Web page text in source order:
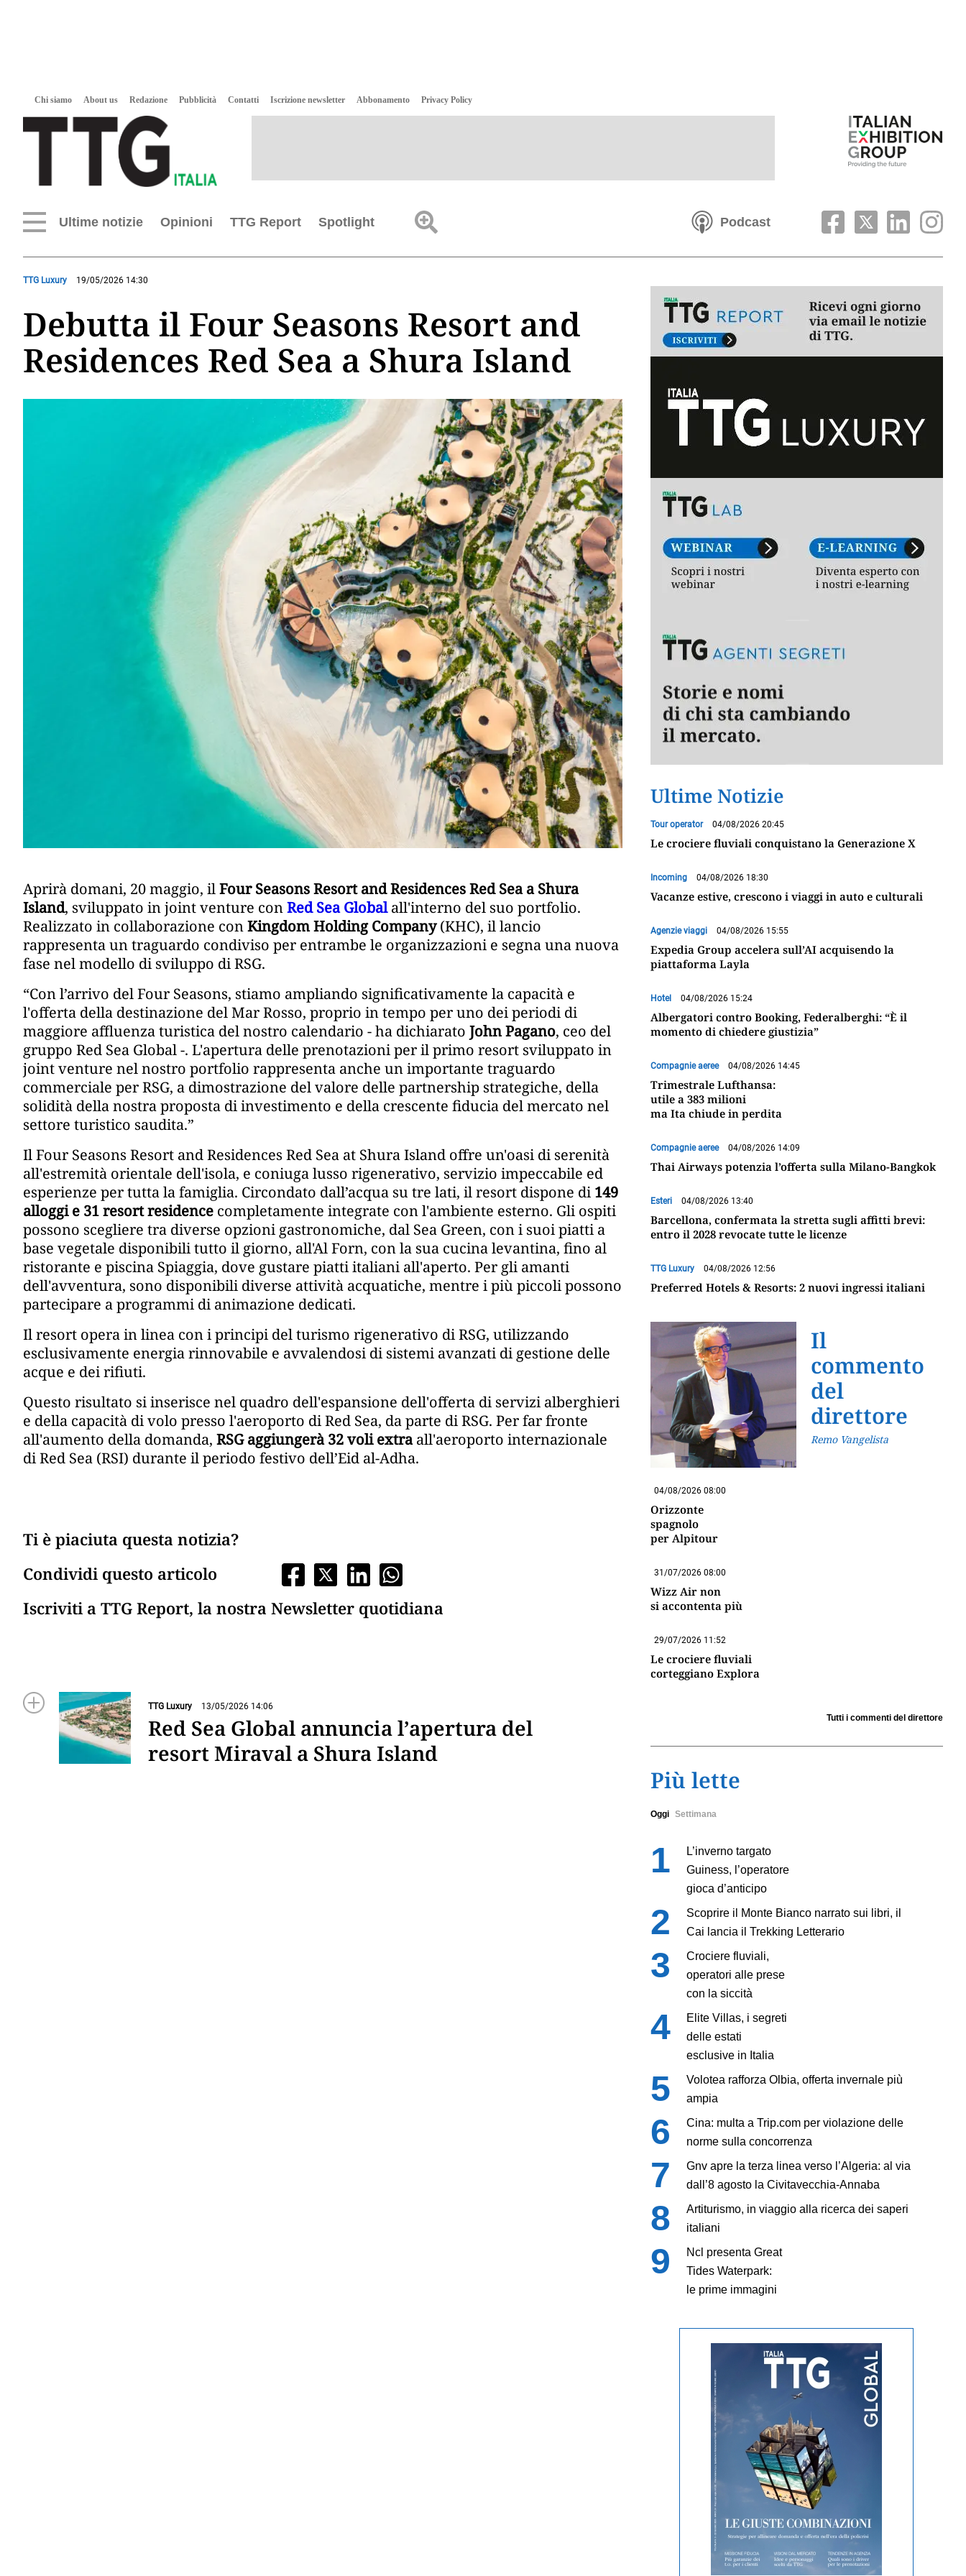
Chi siamo About us Redazione Pubblicità Contatti Iscrizione newsletter Abbonamento Privacy Policy
Ultime notizie Opinioni TTG Report Spotlight Podcast
TTG Luxury 19/05/2026 14:30
Debutta il Four Seasons Resort and
Residences Red Sea a Shura Island
Aprirà domani, 20 maggio, ilFour Seasons Resort and Residences Red Sea a Shura
Island, sviluppato in joint venture conRed Sea Globalall'interno del suo portfolio.
Realizzato in collaborazione conKingdom Holding Company(KHC), il lancio
rappresenta un traguardo condiviso per entrambe le organizzazioni e segna una nuova
fase nel modello di sviluppo di RSG.
“Con l’arrivo del Four Seasons, stiamo ampliando significativamente la capacità e
l'offerta della destinazione del Mar Rosso, proprio in tempo per uno dei periodi di
maggiore affluenza turistica del nostro calendario - ha dichiarato John Pagano, ceo del
gruppo Red Sea Global -. L'apertura delle prenotazioni per il primo resort sviluppato in
joint venture nel nostro portfolio rappresenta anche un importante traguardo
commerciale per RSG, a dimostrazione del valore delle partnership strategiche, della
solidità della nostra proposta di investimento e della crescente fiducia del mercato nel
settore turistico saudita.”
Il Four Seasons Resort and Residences Red Sea at Shura Island offre un'oasi di serenità
all'estremità orientale dell'isola, e coniuga lusso rigenerativo, servizio impeccabile ed
esperienze per tutta la famiglia. Circondato dall’acqua su tre lati, il resort dispone di149
alloggi e 31 resort residence completamente integrate con l'ambiente esterno. Gli ospiti
possono scegliere tra diverse opzioni gastronomiche, dal Sea Green, con i suoi piatti a
base vegetale disponibili tutto il giorno, all'Al Forn, con la sua cucina levantina, fino al
ristorante e piscina Spiaggia, dove gustare piatti italiani all'aperto. Per gli amanti
dell'avventura, sono disponibili diverse attività acquatiche, mentre i più piccoli possono
partecipare a programmi di animazione dedicati.
Il resort opera in linea con i principi del turismo rigenerativo di RSG, utilizzando
esclusivamente energia rinnovabile e avvalendosi di sistemi avanzati di gestione delle
acque e dei rifiuti.
Questo risultato si inserisce nel quadro dell'espansione dell'offerta di servizi alberghieri
e della capacità di volo presso l'aeroporto di Red Sea, da parte di RSG. Per far fronte
all'aumento della domanda, RSG aggiungerà 32 voli extraall'aeroporto internazionale
di Red Sea (RSI) durante il periodo festivo dell’Eid al-Adha.
Ti è piaciuta questa notizia?
Condividi questo articolo
Iscriviti a TTG Report, la nostra Newsletter quotidiana
TTG Luxury 13/05/2026 14:06
Red Sea Global annuncia l’apertura del
resort Miraval a Shura Island
Ultime Notizie
Tour operator 04/08/2026 20:45
Le crociere fluviali conquistano la Generazione X
Incoming 04/08/2026 18:30
Vacanze estive, crescono i viaggi in auto e culturali
Agenzie viaggi 04/08/2026 15:55
Expedia Group accelera sull’AI acquisendo la
piattaforma Layla
Hotel 04/08/2026 15:24
Albergatori contro Booking, Federalberghi: “È il
momento di chiedere giustizia”
Compagnie aeree 04/08/2026 14:45
Trimestrale Lufthansa:
utile a 383 milioni
ma Ita chiude in perdita
Compagnie aeree 04/08/2026 14:09
Thai Airways potenzia l’offerta sulla Milano-Bangkok
Esteri 04/08/2026 13:40
Barcellona, confermata la stretta sugli affitti brevi:
entro il 2028 revocate tutte le licenze
TTG Luxury 04/08/2026 12:56
Preferred Hotels & Resorts: 2 nuovi ingressi italiani
Il
commento
del
direttore
Remo Vangelista
04/08/2026 08:00
Orizzonte
spagnolo
per Alpitour
31/07/2026 08:00
Wizz Air non
si accontenta più
29/07/2026 11:52
Le crociere fluviali
corteggiano Explora
Tutti i commenti del direttore
Più lette
Oggi Settimana
L’inverno targato
Guiness, l’operatore
gioca d’anticipo
Scoprire il Monte Bianco narrato sui libri, il
Cai lancia il Trekking Letterario
Crociere fluviali,
operatori alle prese
con la siccità
Elite Villas, i segreti
delle estati
esclusive in Italia
Volotea rafforza Olbia, offerta invernale più
ampia
Cina: multa a Trip.com per violazione delle
norme sulla concorrenza
Gnv apre la terza linea verso l’Algeria: al via
dall’8 agosto la Civitavecchia-Annaba
Artiturismo, in viaggio alla ricerca dei saperi
italiani
Ncl presenta Great
Tides Waterpark:
le prime immagini